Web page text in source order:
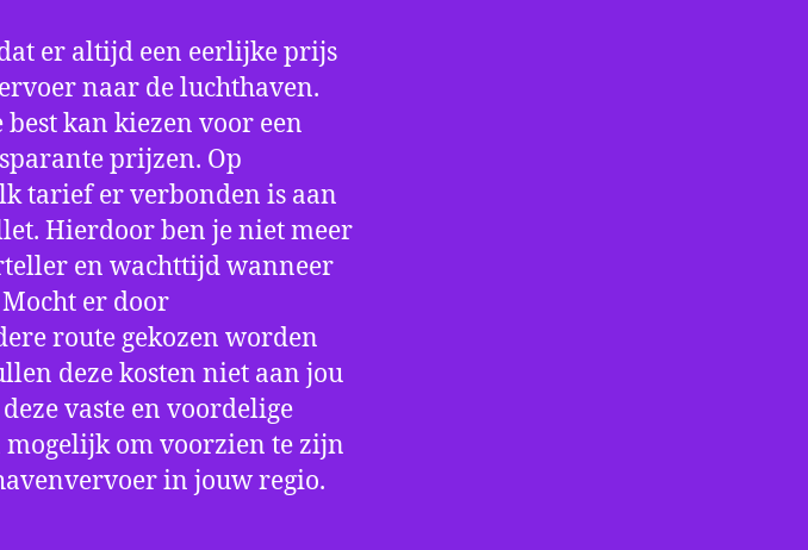
er altijd een eerlijke prijs
naar de luchthaven.
kan kiezen voor een
prijzen. Op
tarief er verbonden is aan
Hierdoor ben je niet meer
en wachttijd wanneer
er door
route gekozen worden
deze kosten niet aan jou
vaste en voordelige
om voorzien te zijn
in jouw regio.